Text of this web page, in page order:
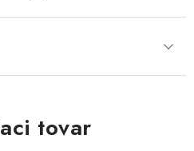
tovar